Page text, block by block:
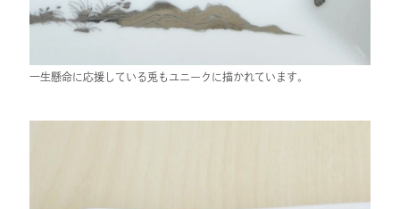
一生懸命に応援している兎もユニークに描かれています。